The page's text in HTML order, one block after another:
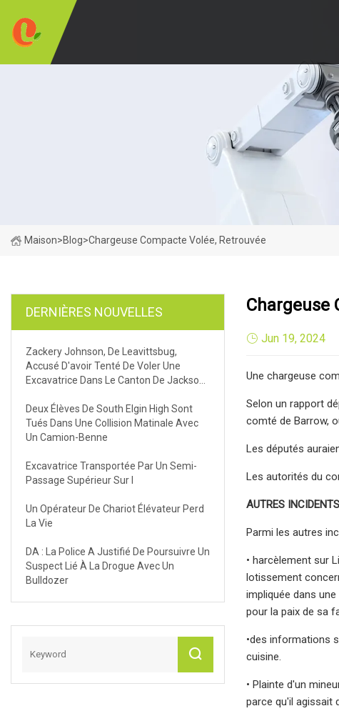
Maison>Blog>Chargeuse Compacte Volée, Retrouvée
DERNIÈRES NOUVELLES
Zackery Johnson, De Leavittsbug,
Accusé D'avoir Tenté De Voler Une
Excavatrice Dans Le Canton De Jackson,
Deux Élèves De South Elgin High Sont
Tués Dans Une Collision Matinale Avec
Un Camion-Benne
Excavatrice Transportée Par Un Semi-
Passage Supérieur Sur I
Un Opérateur De Chariot Élévateur Perd
La Vie
DA : La Police A Justifié De Poursuivre Un
Suspect Lié À La Drogue Avec Un
Bulldozer
Chargeuse
Jun 19, 2024
Une chargeuse
Selon un rapport
comté de Barrow,
Les députés
Les autorités du
AUTRES INCIDENTS
Parmi les autres
• harcèlement sur
lotissement
impliquée dans
pour la paix de sa
•des informations
cuisine.
• Plainte d'un
parce qu'il agissait